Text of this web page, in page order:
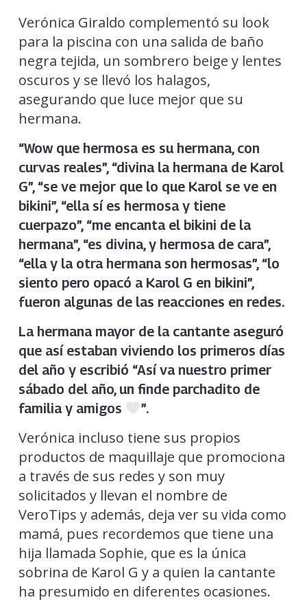
Verónica Giraldo complementó su look
para la piscina con una salida de baño
negra tejida, un sombrero beige y lentes
oscuros y se llevó los halagos,
asegurando que luce mejor que su
hermana.
“Wow que hermosa es su hermana, con
curvas reales”, “divina la hermana de Karol
G”, “se ve mejor que lo que Karol se ve en
bikini”, “ella sí es hermosa y tiene
cuerpazo”, “me encanta el bikini de la
hermana”, “es divina, y hermosa de cara”,
“ella y la otra hermana son hermosas”, “lo
siento pero opacó a Karol G en bikini”,
fueron algunas de las reacciones en redes.
La hermana mayor de la cantante aseguró
que así estaban viviendo los primeros días
del año y escribió “Así va nuestro primer
sábado del año, un finde parchadito de
familia y amigos
”.
Verónica incluso tiene sus propios
productos de maquillaje que promociona
a través de sus redes y son muy
solicitados y llevan el nombre de
VeroTips y además, deja ver su vida como
mamá, pues recordemos que tiene una
hija llamada Sophie, que es la única
sobrina de Karol G y a quien la cantante
ha presumido en diferentes ocasiones.